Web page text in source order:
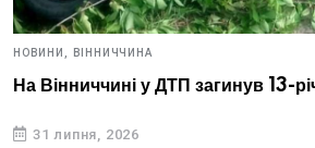
НОВИНИ, ВІННИЧЧИНА
На Вінниччині у ДТП загинув 13-
31 липня, 2026